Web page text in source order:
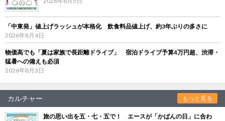
「中東発」値上げラッシュが本格化 飲食料品値上げ、約3年ぶりの多さに
2026年8月4日
物価高でも「夏は家族で長距離ドライブ」 宿泊ドライブ予算4万円超、渋滞・
猛暑への備えも必須
2026年8月3日
カルチャー もっと見る
旅の思い出を五・七・五で！ エースが「かばんの日」に合わ